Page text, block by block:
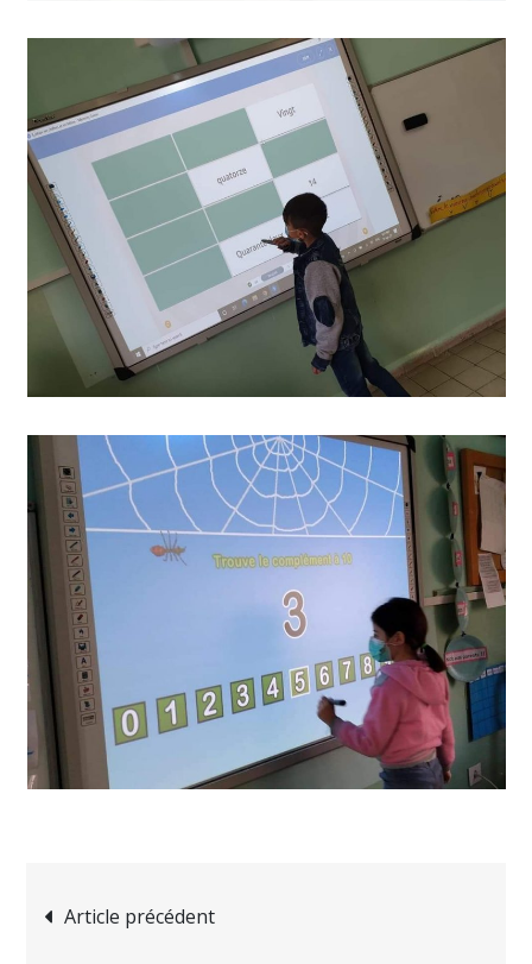
Navigation
Article précédent